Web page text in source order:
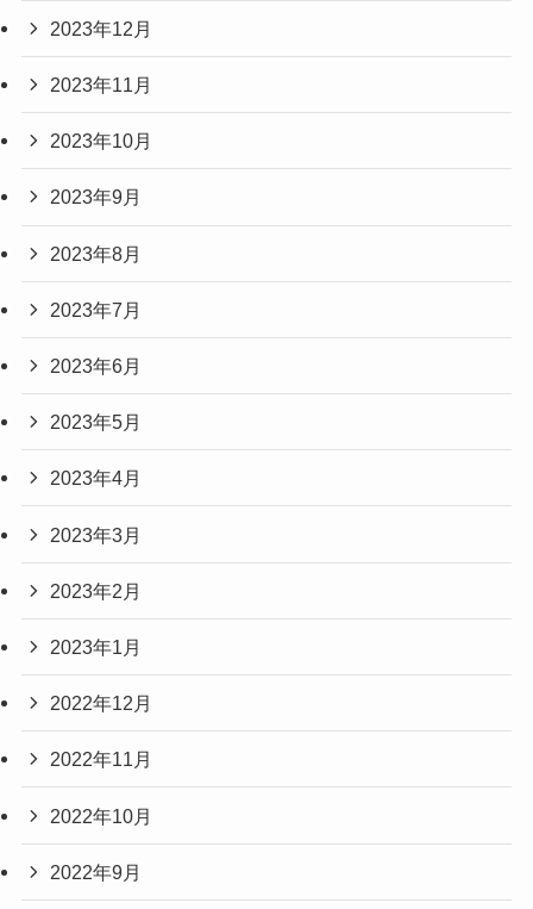
2023年12月
2023年11月
2023年10月
2023年9月
2023年8月
2023年7月
2023年6月
2023年5月
2023年4月
2023年3月
2023年2月
2023年1月
2022年12月
2022年11月
2022年10月
2022年9月